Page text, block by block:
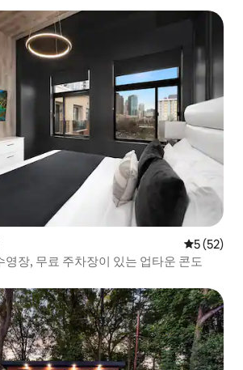
평점 5점
5 (52)
영장, 무료 주차장이 있는 업타운 콘도